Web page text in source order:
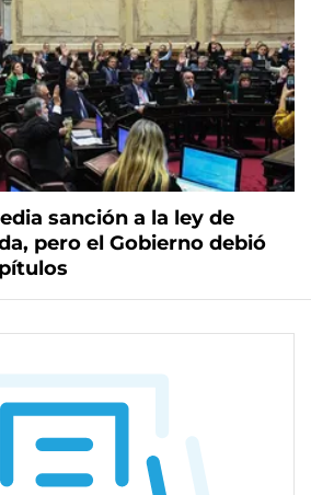
sanción a la ley de
pero el Gobierno debió